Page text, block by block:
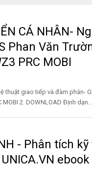
CÁ NHÂN-
Phan Văn
PRC MOBI
thuật giao tiếp và đàm phán-
MOBI 2. DOWNLOAD Định dạn...
- Phân tích
ebook